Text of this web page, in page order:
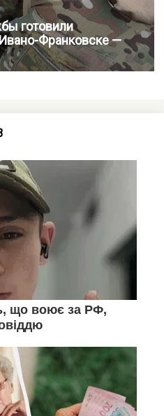
готовили
Франковске —